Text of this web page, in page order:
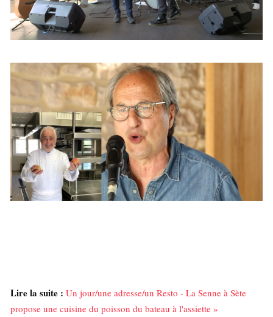
Lire la suite : Un jour/une adresse/un Resto - La Senne à Sète
propose une cuisine du poisson du bateau à l'assiette »